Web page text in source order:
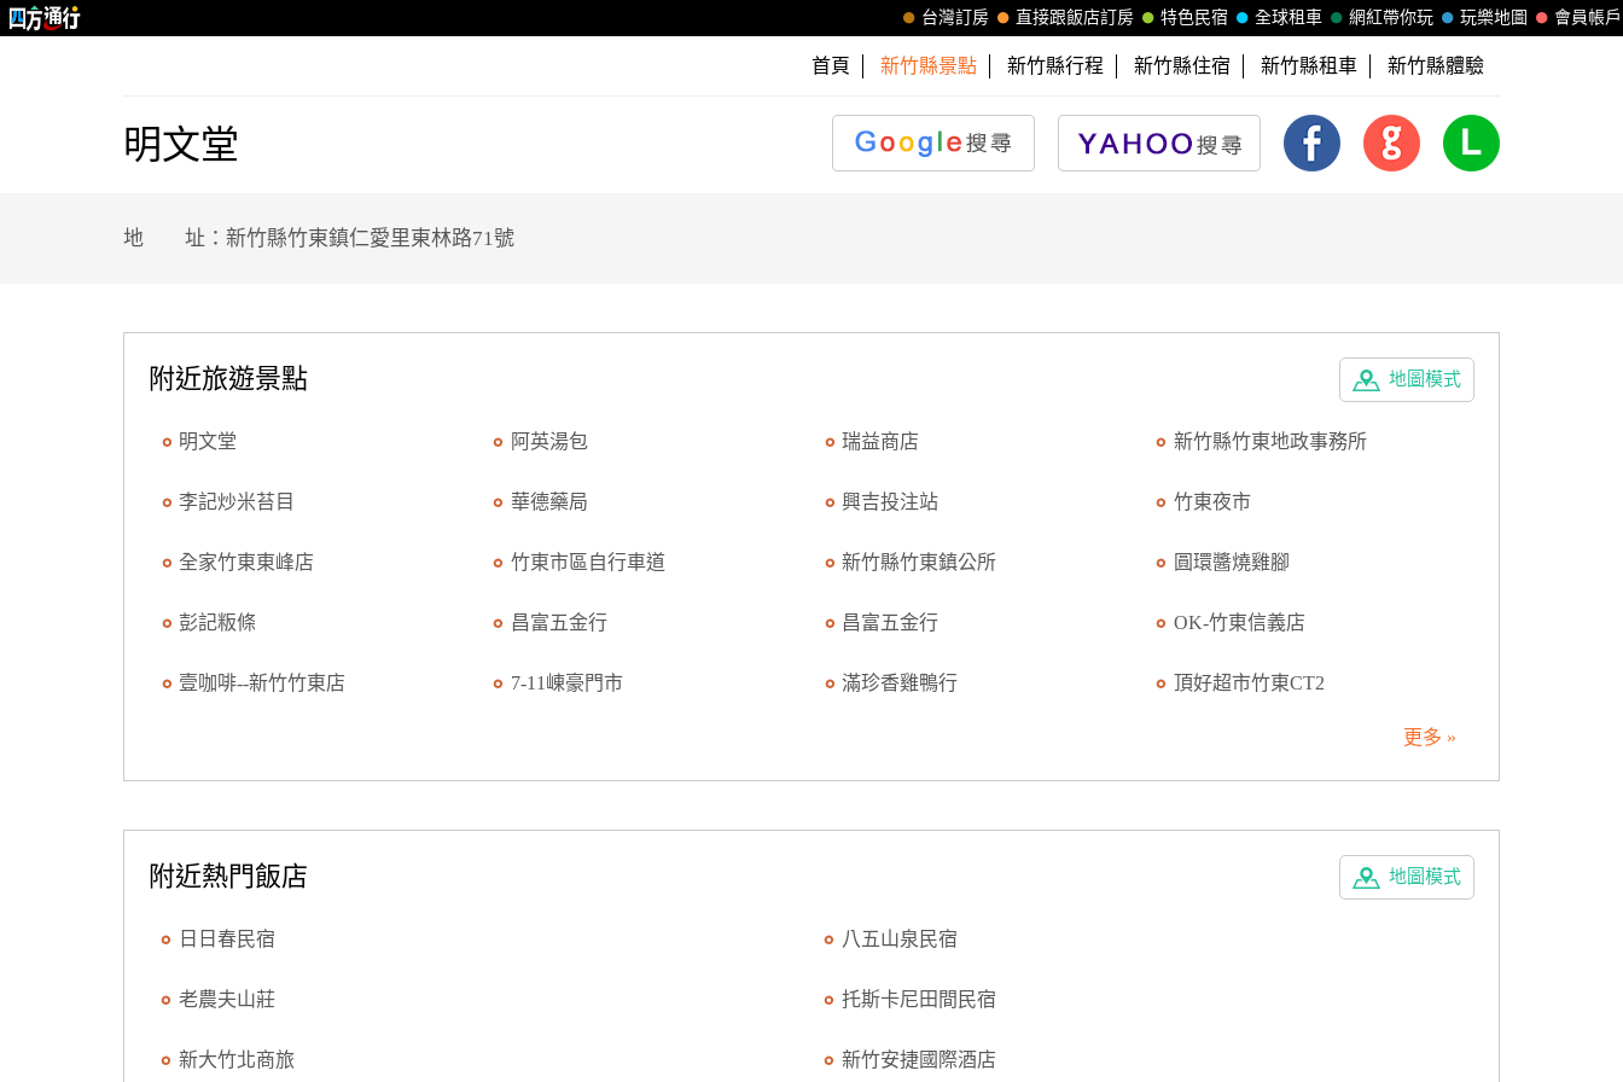
會員帳戶
玩樂地圖
網紅帶你玩
全球租車
特色民宿
直接跟飯店訂房
台灣訂房
首頁 新竹縣景點 新竹縣行程 新竹縣住宿 新竹縣租車 新竹縣體驗
明文堂
地 址：新竹縣竹東鎮仁愛里東林路71號
地圖模式
附近旅遊景點
明文堂 阿英湯包 瑞益商店 新竹縣竹東地政事務所
李記炒米苔目 華德藥局 興吉投注站 竹東夜市
全家竹東東峰店 竹東市區自行車道 新竹縣竹東鎮公所 圓環醬燒雞腳
彭記粄條 昌富五金行 昌富五金行 OK-竹東信義店
壹咖啡--新竹竹東店 7-11崠豪門市 滿珍香雞鴨行 頂好超市竹東CT2
更多 »
地圖模式
附近熱門飯店
日日春民宿 八五山泉民宿
老農夫山莊 托斯卡尼田間民宿
新大竹北商旅 新竹安捷國際酒店